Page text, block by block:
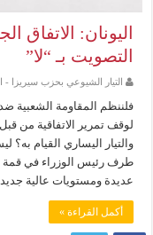
اليونان: الاتفاق
التصويت بـ “لا”
التيار الشيوعي بحزب سيريزا -
فلننظم المقاومة الشعبية
لوقف تمرير الاتفاقية من
والتيار اليساري القيام به؟
طرف رئيس الوزراء في قمة
عديدة ومستويات عالية
أكمل القراءة »